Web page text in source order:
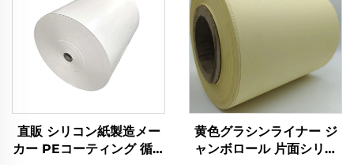
直販 シリコン紙製造メー
カー PEコーティング 循環
黄色グラシンライナー ジ
ャンボロール 片面シリコ